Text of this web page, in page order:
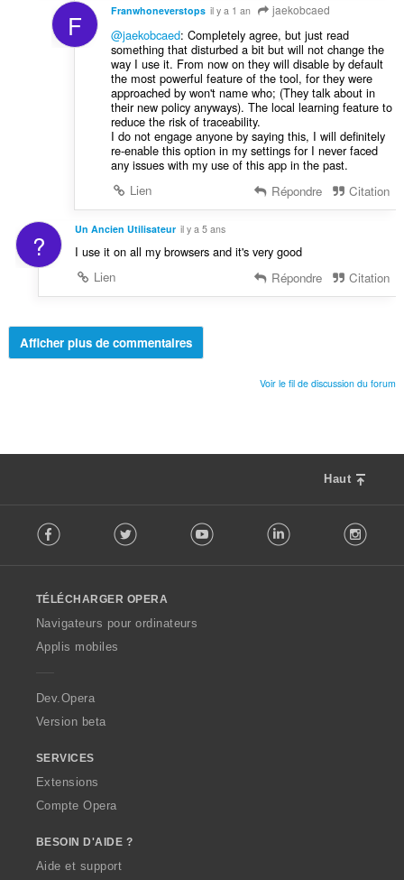
F Franwhoneverstops il y a 1 an jaekobcaed
@jaekobcaed: Completely agree, but just read
something that disturbed a bit but will not change the
way I use it. From now on they will disable by default
the most powerful feature of the tool, for they were
approached by won't name who; (They talk about in
their new policy anyways). The local learning feature to
reduce the risk of traceability.
I do not engage anyone by saying this, I will definitely
re-enable this option in my settings for I never faced
any issues with my use of this app in the past.
Lien
Répondre Citation
? Un Ancien Utilisateur il y a 5 ans
I use it on all my browsers and it's very good
Lien
Répondre Citation
Afficher plus de commentaires
Voir le fil de discussion du forum
Haut
o
w
O
p
a
Facebook Twitter Youtube LinkedIn
TÉLÉCHARGER OPERA
Navigateurs pour ordinateurs
Applis mobiles
Dev.Opera
Version beta
SERVICES
Extensions
Compte Opera
BESOIN D'AIDE ?
Aide et support